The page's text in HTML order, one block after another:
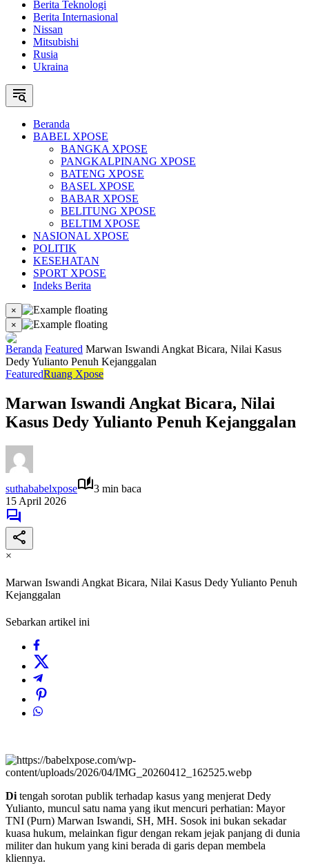
Berita Teknologi
Berita Internasional
Nissan
Mitsubishi
Rusia
Ukraina
Beranda
BABEL XPOSE
BANGKA XPOSE
PANGKALPINANG XPOSE
BATENG XPOSE
BASEL XPOSE
BABAR XPOSE
BELITUNG XPOSE
BELTIM XPOSE
NASIONAL XPOSE
POLITIK
KESEHATAN
SPORT XPOSE
Indeks Berita
×
×
Beranda Featured Marwan Iswandi Angkat Bicara, Nilai Kasus
Dedy Yulianto Penuh Kejanggalan
FeaturedRuang Xpose
Marwan Iswandi Angkat Bicara, Nilai
Kasus Dedy Yulianto Penuh Kejanggalan
suthababelxpose
3 min baca
15 April 2026
×
Marwan Iswandi Angkat Bicara, Nilai Kasus Dedy Yulianto Penuh
Kejanggalan
Sebarkan artikel ini
Di tengah sorotan publik terhadap kasus yang menjerat Dedy
Yulianto, muncul satu nama yang ikut mencuri perhatian: Mayor
TNI (Purn) Marwan Iswandi, SH, MH. Sosok ini bukan sekadar
kuasa hukum, melainkan figur dengan rekam jejak panjang di dunia
militer dan hukum yang kini berada di garis depan membela
kliennya.